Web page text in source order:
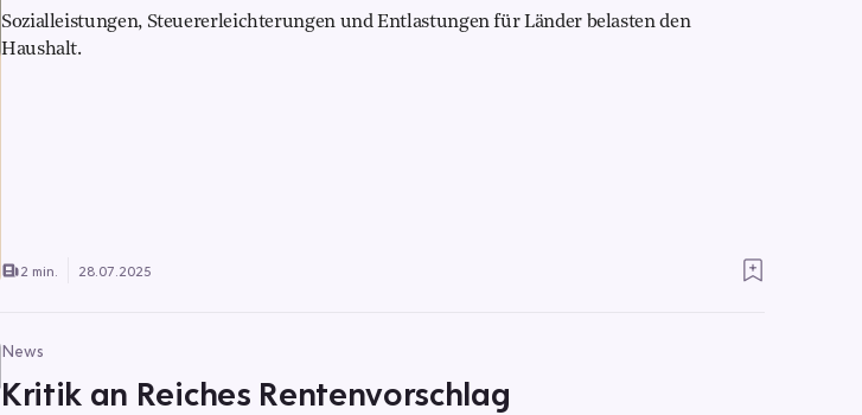
Sozialleistungen, Steuererleichterungen und Entlastungen für Länder belasten den
Haushalt.
2 min. 28.07.2025
News
Kritik an Reiches Rentenvorschlag